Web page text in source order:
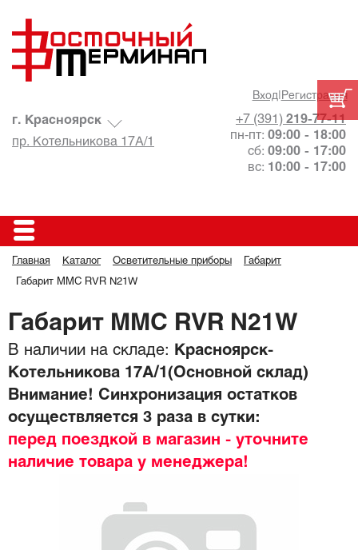
Вход| Регистрация
+7 (391) 219-77-11
пн-пт: 09:00 - 18:00
сб: 09:00 - 17:00
вс: 10:00 - 17:00
г. Красноярск
пр. Котельникова 17А/1
Главная Каталог Осветительные приборы Габарит
Габарит MMC RVR N21W
Габарит MMC RVR N21W
В наличии на складе:
Красноярск-
Котельникова 17А/1(Основной склад)
Внимание! Синхронизация остатков
осуществляется 3 раза в сутки:
перед поездкой в магазин - уточните
наличие товара у менеджера!